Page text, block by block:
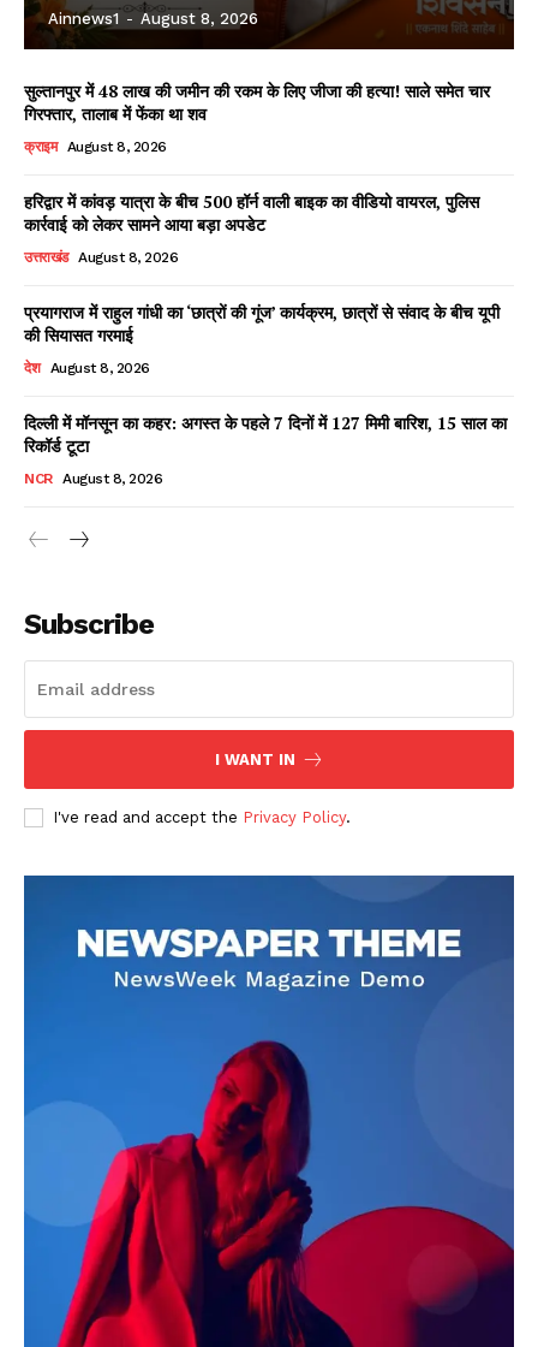
Facebook
X WhatsApp
Share
AIN NEWS 1
Contact Us
Privacy Policy
Terms of Use Agreement
Facebook
X WhatsApp
Share
Ainnews1 - August 8, 2026
सुल्तानपुर में 48 लाख की जमीन की रकम के लिए जीजा की हत्या! साले समेत चार
गिरफ्तार, तालाब में फेंका था शव
क्राइम August 8, 2026
हरिद्वार में कांवड़ यात्रा के बीच 500 हॉर्न वाली बाइक का वीडियो वायरल, पुलिस
कार्रवाई को लेकर सामने आया बड़ा अपडेट
उत्तराखंड August 8, 2026
प्रयागराज में राहुल गांधी का ‘छात्रों की गूंज’ कार्यक्रम, छात्रों से संवाद के बीच यूपी
की सियासत गरमाई
देश August 8, 2026
दिल्ली में मॉनसून का कहर: अगस्त के पहले 7 दिनों में 127 मिमी बारिश, 15 साल का
रिकॉर्ड टूटा
NCR August 8, 2026
Subscribe
I WANT IN
I've read and accept the Privacy Policy.